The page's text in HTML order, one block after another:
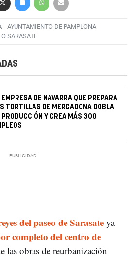
AYUNTAMIENTO DE PAMPLONA
SARASATE
EMPRESA DE NAVARRA QUE PREPARA
TORTILLAS DE MERCADONA DOBLA
PRODUCCIÓN Y CREA MÁS 300
del paseo de Sarasate ya
completo del centro de
las obras de reurbanización